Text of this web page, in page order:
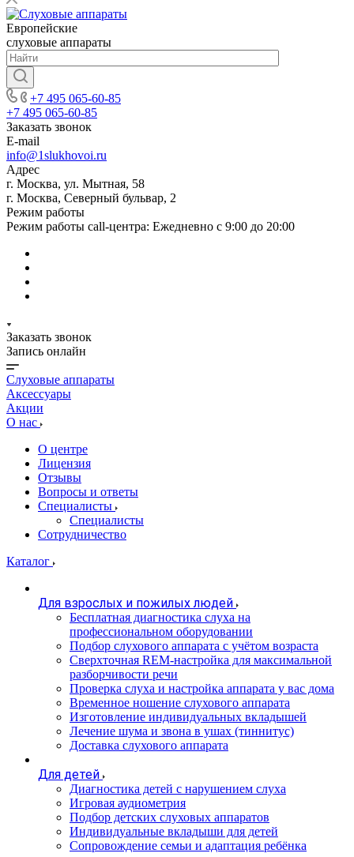
Европейские
слуховые аппараты
+7 495 065-60-85
+7 495 065-60-85
Заказать звонок
E-mail
info@1slukhovoi.ru
Адрес
г. Москва, ул. Мытная, 58
г. Москва, Северный бульвар, 2
Режим работы
Режим работы call-центра: Ежедневно с 9:00 до 20:00
Заказать звонок
Запись онлайн
Слуховые аппараты
Аксессуары
Акции
О нас
О центре
Лицензия
Отзывы
Вопросы и ответы
Специалисты
Специалисты
Сотрудничество
Каталог
Для взрослых и пожилых людей
Бесплатная диагностика слуха на
профессиональном оборудовании
Подбор слухового аппарата с учётом возраста
Сверхточная REM-настройка для максимальной
разборчивости речи
Проверка слуха и настройка аппарата у вас дома
Временное ношение слухового аппарата
Изготовление индивидуальных вкладышей
Лечение шума и звона в ушах (тиннитус)
Доставка слухового аппарата
Для детей
Диагностика детей с нарушением слуха
Игровая аудиометрия
Подбор детских слуховых аппаратов
Индивидуальные вкладыши для детей
Сопровождение семьи и адаптация ребёнка